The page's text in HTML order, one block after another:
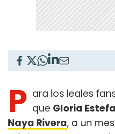
P ara los leales
que Gloria
Naya Rivera, a un